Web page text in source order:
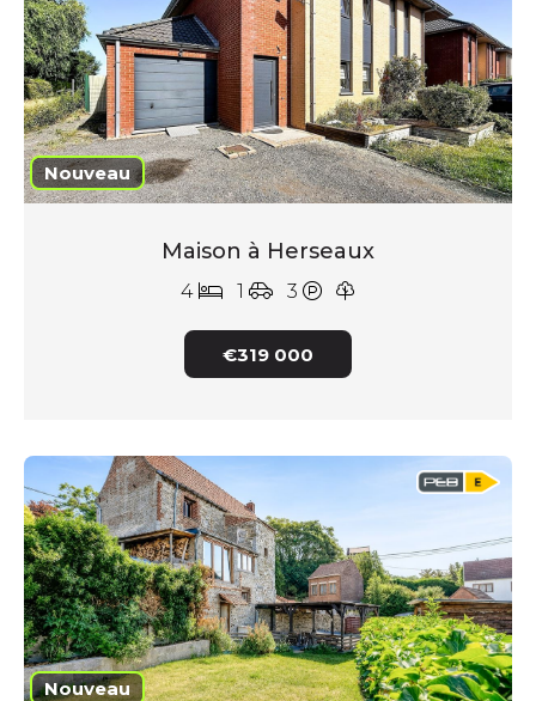
Nouveau
Maison à Herseaux
4 1 3
€319 000
Nouveau